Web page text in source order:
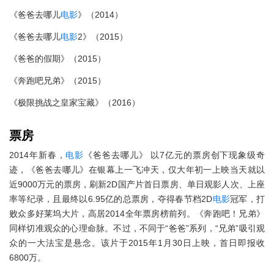
《爸爸去哪儿电影》（2014）
《爸爸去哪儿电影2》（2015）
《爸爸的假期》（2015）
《奔跑吧兄弟》（2015）
《极限挑战之皇家宝藏》（2016）
票房
2014年新春， 电影 《爸爸去哪儿》 以7亿元的票房创下现象级奇
迹，《爸爸去哪儿》在银幕上一飞冲天，仅大年初一上映当天就以
近9000万元的票房，刷新2D国产片首日票房、单日观影人次、上座
率等纪录，且最终以6.95亿的总票房，夺得春节档2D电影冠军，打
败众多好莱坞大片，高居2014全年票房榜前列。《奔跑吧！兄弟》
同样切准观众的心理命脉。不过，不同于“爸爸”系列，“兄弟”吸引观
众的一大法宝是悬念。该片于2015年1月30日上映，首日即报收
6800万。